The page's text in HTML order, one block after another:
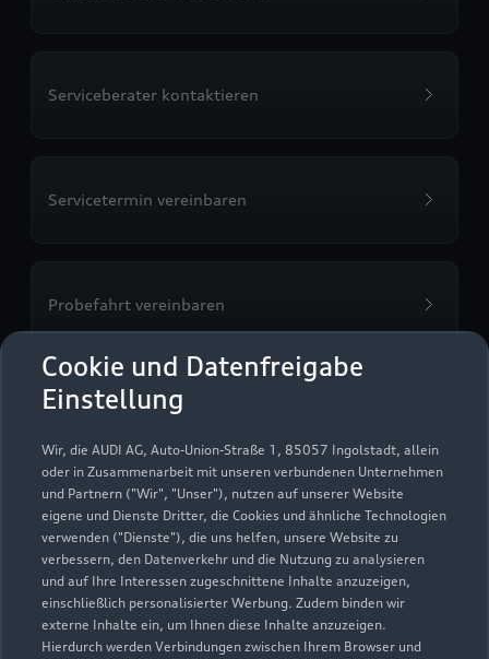
Cookie und Datenfreigabe
Einstellung
Wir, die AUDI AG, Auto-Union-Straße 1, 85057 Ingolstadt, allein
oder in Zusammenarbeit mit unseren verbundenen Unternehmen
und Partnern ("Wir", "Unser"), nutzen auf unserer Website
eigene und Dienste Dritter, die Cookies und ähnliche Technologien
verwenden ("Dienste"), die uns helfen, unsere Website zu
verbessern, den Datenverkehr und die Nutzung zu analysieren
und auf Ihre Interessen zugeschnittene Inhalte anzuzeigen,
einschließlich personalisierter Werbung. Zudem binden wir
externe Inhalte ein, um Ihnen diese Inhalte anzuzeigen.
Hierdurch werden Verbindungen zwischen Ihrem Browser und
Serviceberater kontaktieren
Servicetermin vereinbaren
Probefahrt vereinbaren
Autoverkauf
Servicepartner
Audi Gebrauchtwagen :plus
e-tron